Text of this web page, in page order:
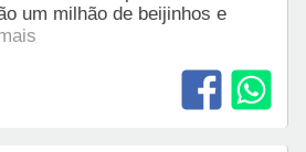
um milhão de beijinhos e